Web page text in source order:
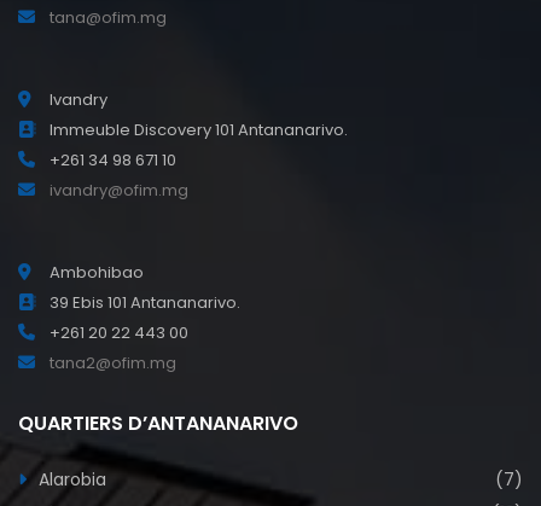
tana@ofim.mg
Ivandry
Immeuble Discovery 101 Antananarivo.
+261 34 98 671 10
ivandry@ofim.mg
Ambohibao
39 Ebis 101 Antananarivo.
+261 20 22 443 00
tana2@ofim.mg
QUARTIERS D’ANTANANARIVO
Alarobia
(7)